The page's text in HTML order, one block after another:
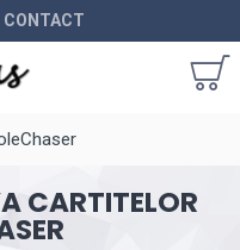
CONTACT
CARTITELOR